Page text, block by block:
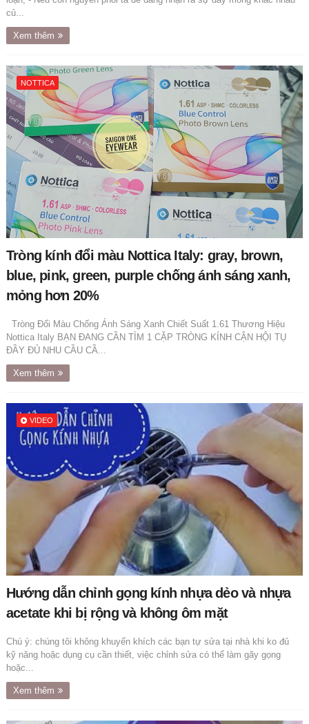
củ...
Xem thêm
NOTTICA
Tròng kính đổi màu Nottica Italy: gray, brown,
blue, pink, green, purple chống ánh sáng xanh,
mỏng hơn 20%
Tròng Đổi Màu Chống Ánh Sáng Xanh Chiết Suất 1.61 Thương Hiệu
Nottica Italy BẠN ĐANG CẦN TÌM 1 CẶP TRÒNG KÍNH CẬN HỘI TỤ
ĐẦY ĐỦ NHU CẦU CẦ...
Xem thêm
VIDEO
Hướng dẫn chỉnh gọng kính nhựa dẻo và nhựa
acetate khi bị rộng và không ôm mặt
Chú ý: chúng tôi không khuyến khích các bạn tự sửa tại nhà khi ko đủ
kỹ năng hoặc dụng cụ cần thiết, việc chỉnh sửa có thể làm gãy gọng
hoặc...
Xem thêm